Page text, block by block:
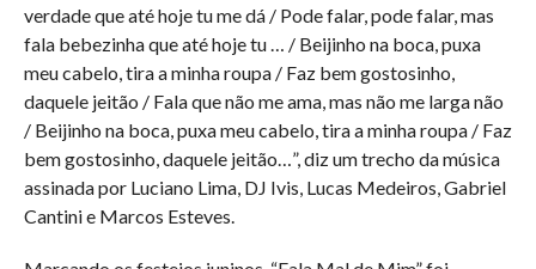
verdade que até hoje tu me dá / Pode falar, pode falar, mas
fala bebezinha que até hoje tu … / Beijinho na boca, puxa
meu cabelo, tira a minha roupa / Faz bem gostosinho,
daquele jeitão / Fala que não me ama, mas não me larga não
/ Beijinho na boca, puxa meu cabelo, tira a minha roupa / Faz
bem gostosinho, daquele jeitão…”, diz um trecho da música
assinada por Luciano Lima, DJ Ivis, Lucas Medeiros, Gabriel
Cantini e Marcos Esteves.